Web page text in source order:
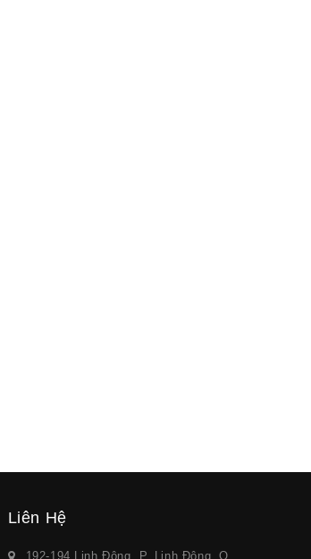
Liên Hệ
192-194 Linh Đông, P. Linh Đông, Q.